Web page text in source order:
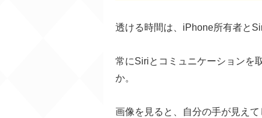
透ける時間は、iPhone所有者と
常にSiriとコミュニケーションを
か。
画像を見ると、自分の手が見え